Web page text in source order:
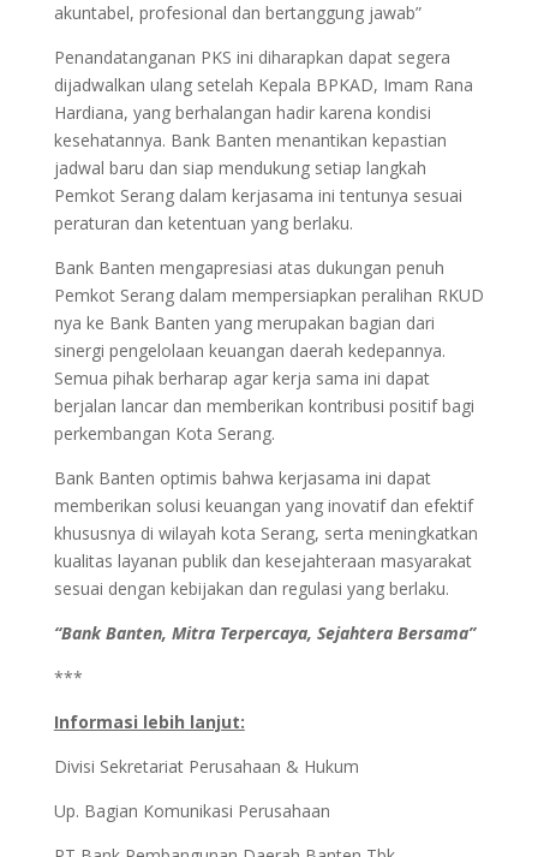
akuntabel, profesional dan bertanggung jawab”
Penandatanganan PKS ini diharapkan dapat segera
dijadwalkan ulang setelah Kepala BPKAD, Imam Rana
Hardiana, yang berhalangan hadir karena kondisi
kesehatannya. Bank Banten menantikan kepastian
jadwal baru dan siap mendukung setiap langkah
Pemkot Serang dalam kerjasama ini tentunya sesuai
peraturan dan ketentuan yang berlaku.
Bank Banten mengapresiasi atas dukungan penuh
Pemkot Serang dalam mempersiapkan peralihan RKUD
nya ke Bank Banten yang merupakan bagian dari
sinergi pengelolaan keuangan daerah kedepannya.
Semua pihak berharap agar kerja sama ini dapat
berjalan lancar dan memberikan kontribusi positif bagi
perkembangan Kota Serang.
Bank Banten optimis bahwa kerjasama ini dapat
memberikan solusi keuangan yang inovatif dan efektif
khususnya di wilayah kota Serang, serta meningkatkan
kualitas layanan publik dan kesejahteraan masyarakat
sesuai dengan kebijakan dan regulasi yang berlaku.
“Bank Banten, Mitra Terpercaya, Sejahtera Bersama”
***
Informasi lebih lanjut:
Divisi Sekretariat Perusahaan & Hukum
Up. Bagian Komunikasi Perusahaan